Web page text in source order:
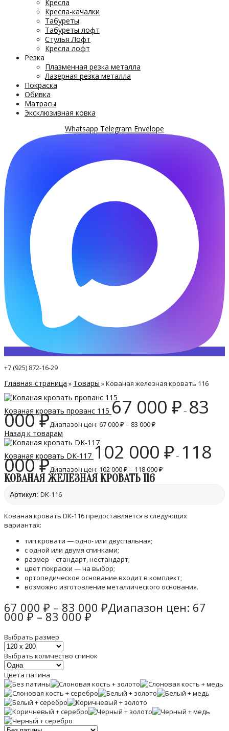
Кресла
Кресла-качалки
Табуреты
Табуреты лофт
Стулья Лофт
Кресла лофт
Резка
Плазменная резка металла
Лазерная резка металла
Покраска
Обивка
Матрасы
Эксклюзивная ковка
Whatsapp Telegram Envelope
+7 (925) 872-16-29
Главная страница » Товары »Кованая железная кровать 116
Кованая кровать прованс 115 67 000 ₽ – 83
000₽Диапазон цен: 67 000 ₽ – 83 000 ₽
Назад к товарам
Кованая кровать DK-117 102 000 ₽ – 118
000₽Диапазон цен: 102 000 ₽ – 118 000 ₽
КОВАНАЯ ЖЕЛЕЗНАЯ КРОВАТЬ 116
Артикул: DK-116
Кованая кровать DK-116 предоставляется в следующих
вариантах:
тип кровати — одно- или двуспальная;
с одной или двумя спинками;
размер – стандарт, нестандарт;
цвет покраски — на выбор;
ортопедическое основание входит в комплект;
возможно изготовление металлического основания.
67 000 ₽ – 83 000 ₽Диапазон цен: 67
000 ₽ – 83 000 ₽
Выбрать размер
Выбрать количество спинок
Цвета патина